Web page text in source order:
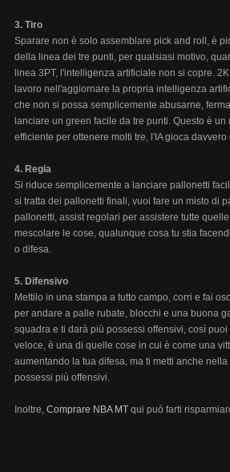
3. Tiro
Sparare non è solo assemblare pick and roll, è
della linea dei tre punti, per qualsiasi motivo,
linea 3PT, l'intelligenza artificiale non si copre.
lavoro nell'aggiornare la propria intelligenza
che non si possa semplicemente abusarne,
lanciare un green facile da tre punti. Questo è un
efficiente per ottenere molti tre, l'IA gioca
4. Regia
Si riduce semplicemente a lanciare pallonetti
si tratta dei pallonetti finali, vuoi fare un misto di
pallonetti, assist regolari per assistere tutte
mescolare le cose, qualunque cosa tu stia
o difesa.
5. Difensivo
Mettilo in una stampa a tutto campo, corri e fai
per andare a palle rubate, blocchi e una buona
squadra e ti darà più possessi offensivi, così
veloce, è una di quelle cose in cui è come una
aumentando la tua difesa, ma ti metti anche
possessi più offensivi.
Inoltre, Comprare NBA MT qui può farti